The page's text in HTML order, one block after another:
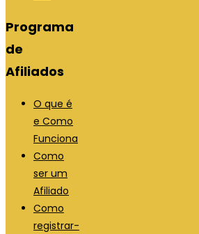
Programa
de
Afiliados
O que é
e Como
Funciona
Como
ser um
Afiliado
Como
registrar-